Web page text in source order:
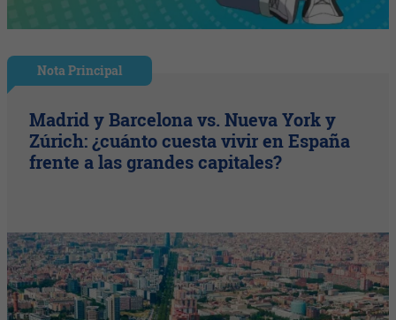
Nota Principal
Madrid y Barcelona vs. Nueva York y
Zúrich: ¿cuánto cuesta vivir en España
frente a las grandes capitales?